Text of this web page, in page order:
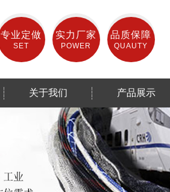
专业定做
SET
实力厂家
POWER
品质保障
QUAUTY
关于我们 产品展示